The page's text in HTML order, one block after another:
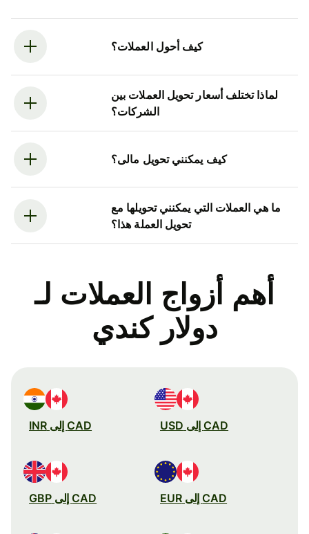
كيف أحول العملات؟
لماذا تختلف أسعار تحويل العملات بين
الشركات؟
كيف يمكنني تحويل مالى؟
ما هي العملات التي يمكنني تحويلها مع
تحويل العملة هذا؟
أهم أزواج العملات لـ
دولار كندي
CAD إلى USD CAD إلى INR
CAD إلى EUR CAD إلى GBP